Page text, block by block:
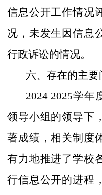
信息公开工作情况
况，未发生因信息
行政诉讼的情况。
六、存在的主
2024-2025学年
领导小组的领导下
著成绩，相关制度
有力地推进了学校
行信息公开的进程